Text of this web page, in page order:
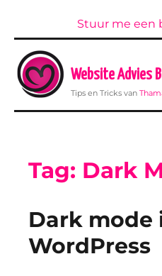
Stuur me een
Website Advies
Tips en Tricks van
Tag: Dark
Dark mode
WordPress